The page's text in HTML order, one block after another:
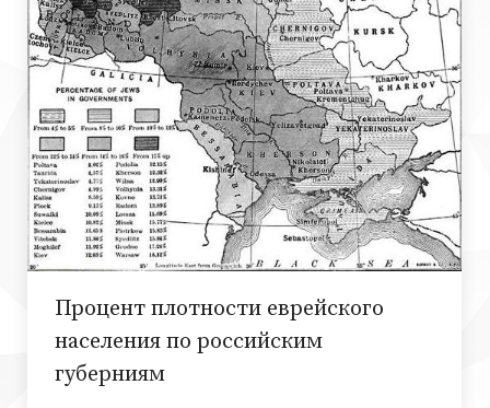
Процент плотности еврейского
населения по российским
губерниям